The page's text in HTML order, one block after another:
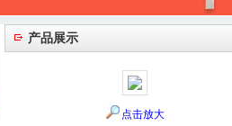
产品展示
点击放大